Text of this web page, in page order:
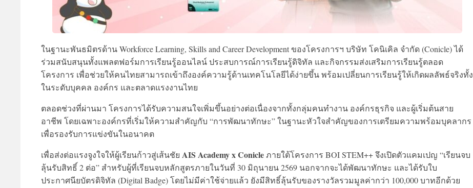
ในฐานะพันธมิตรด้าน Workforce Learning, Skills and Career Development ของโครงการฯ บริษัท โคนิเคิล จำกัด (Conicle) ได้
ร่วมสนับสนุนทั้งแพลตฟอร์มการเรียนรู้ออนไลน์ ประสบการณ์การเรียนรู้ดิจิทัล และกิจกรรมส่งเสริมการเรียนรู้ตลอด
โครงการ เพื่อช่วยให้คนไทยสามารถเข้าถึงองค์ความรู้ด้านเทคโนโลยีได้ง่ายขึ้น พร้อมเปลี่ยนการเรียนรู้ให้เกิดผลลัพธ์จริงทั้ง
ในระดับบุคคล องค์กร และตลาดแรงงานไทย
ตลอดช่วงที่ผ่านมา โครงการได้รับความสนใจเพิ่มขึ้นอย่างต่อเนื่องจากทั้งกลุ่มคนทำงาน องค์กรธุรกิจ และผู้เริ่มต้นสาย
อาชีพ โดยเฉพาะองค์กรที่เริ่มให้ความสำคัญกับ “การพัฒนาทักษะ” ในฐานะหัวใจสำคัญของการเตรียมความพร้อมบุคลากร
เพื่อรองรับการแข่งขันในอนาคต
เพื่อส่งต่อแรงจูงใจให้ผู้เรียนก้าวสู่เส้นชัย AIS Academy x Conicleภายใต้โครงการ BOI STEM++ จึงเปิดตัวแคมเปญ “เรียนจบ
ลุ้นรับสิทธิ์ 2 ต่อ” สำหรับผู้ที่เรียนจบหลักสูตรภายในวันที่ 30 มิถุนายน 2569 นอกจากจะได้พัฒนาทักษะ และได้รับใบ
ประกาศนียบัตรดิจิทัล (Digital Badge) โดยไม่มีค่าใช้จ่ายแล้ว ยังมีสิทธิ์ลุ้นรับของรางวัลรวมมูลค่ากว่า 100,000 บาทอีกด้วย